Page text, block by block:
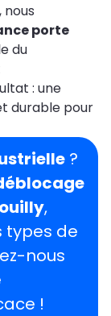
porte
du
: une
durable pour
?
,
types de
nous
!